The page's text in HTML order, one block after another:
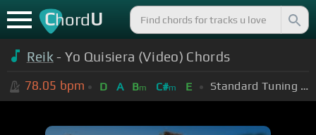
ChordU
Reik - Yo Quisiera (Video) Chords
78.05 bpm D A Bm C#m E Standard Tuning (EADGBE)